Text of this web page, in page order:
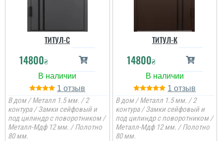
ТИТУЛ-C
14800₴
1
В дом / Металл 1.5 мм. / 2
контура / Замки сейфовый и
под цилиндр с поворотником /
Металл-Мдф 12 мм. / Полотно
80 мм.
ТИТУЛ-К
14800₴
1
В дом / Металл 1.5 мм. / 2
контура / Замки сейфовый и
под цилиндр с поворотником /
Металл-Мдф 12 мм. / Полотно
80 мм.